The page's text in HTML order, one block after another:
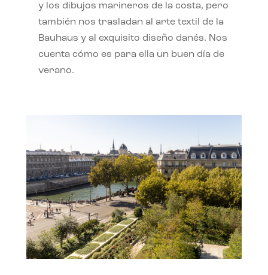
y los dibujos marineros de la costa, pero
también nos trasladan al arte textil de la
Bauhaus y al exquisito diseño danés. Nos
cuenta cómo es para ella un buen día de
verano.